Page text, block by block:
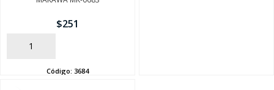
$251
AÑADIR
Código: 3684